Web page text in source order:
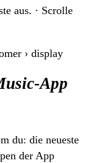
aus. · Scrolle
› display
App
du: die neueste
der App